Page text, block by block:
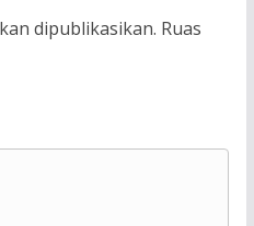
dipublikasikan. Ruas